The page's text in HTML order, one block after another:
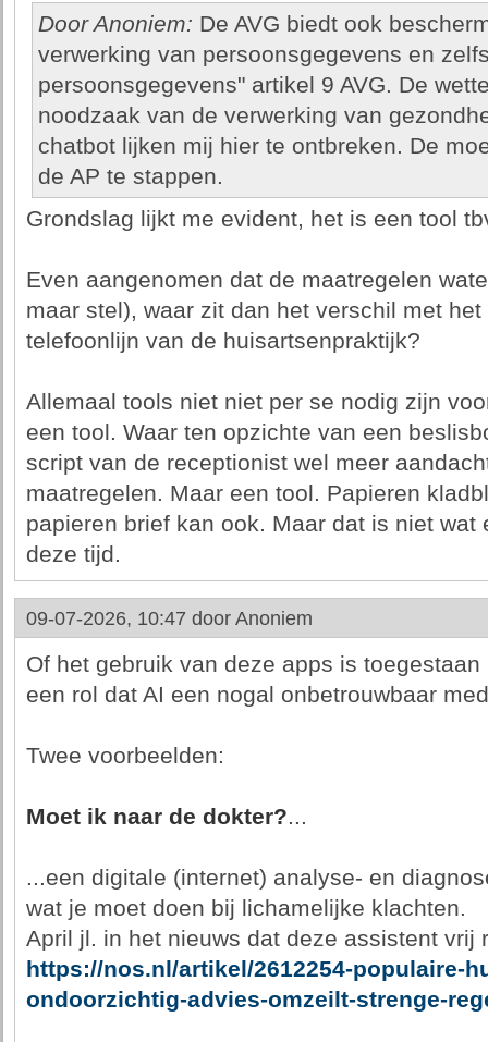
Door Anoniem: De AVG biedt ook
verwerking van persoonsgegevens en
persoonsgegevens" artikel 9 AVG. De
noodzaak van de verwerking van
chatbot lijken mij hier te ontbreken. De
de AP te stappen.
Grondslag lijkt me evident, het is een tool
Even aangenomen dat de maatregelen
maar stel), waar zit dan het verschil met
telefoonlijn van de huisartsenpraktijk?
Allemaal tools niet niet per se nodig zijn
een tool. Waar ten opzichte van een
script van de receptionist wel meer
maatregelen. Maar een tool. Papieren
papieren brief kan ook. Maar dat is niet wat
deze tijd.
09-07-2026, 10:47 door Anoniem
Of het gebruik van deze apps is
een rol dat AI een nogal onbetrouwbaar
Twee voorbeelden:
Moet ik naar de dokter?...
...een digitale (internet) analyse- en
wat je moet doen bij lichamelijke klachten.
April jl. in het nieuws dat deze assistent vrij
https://nos.nl/artikel/2612254-populaire-
ondoorzichtig-advies-omzeilt-strenge-